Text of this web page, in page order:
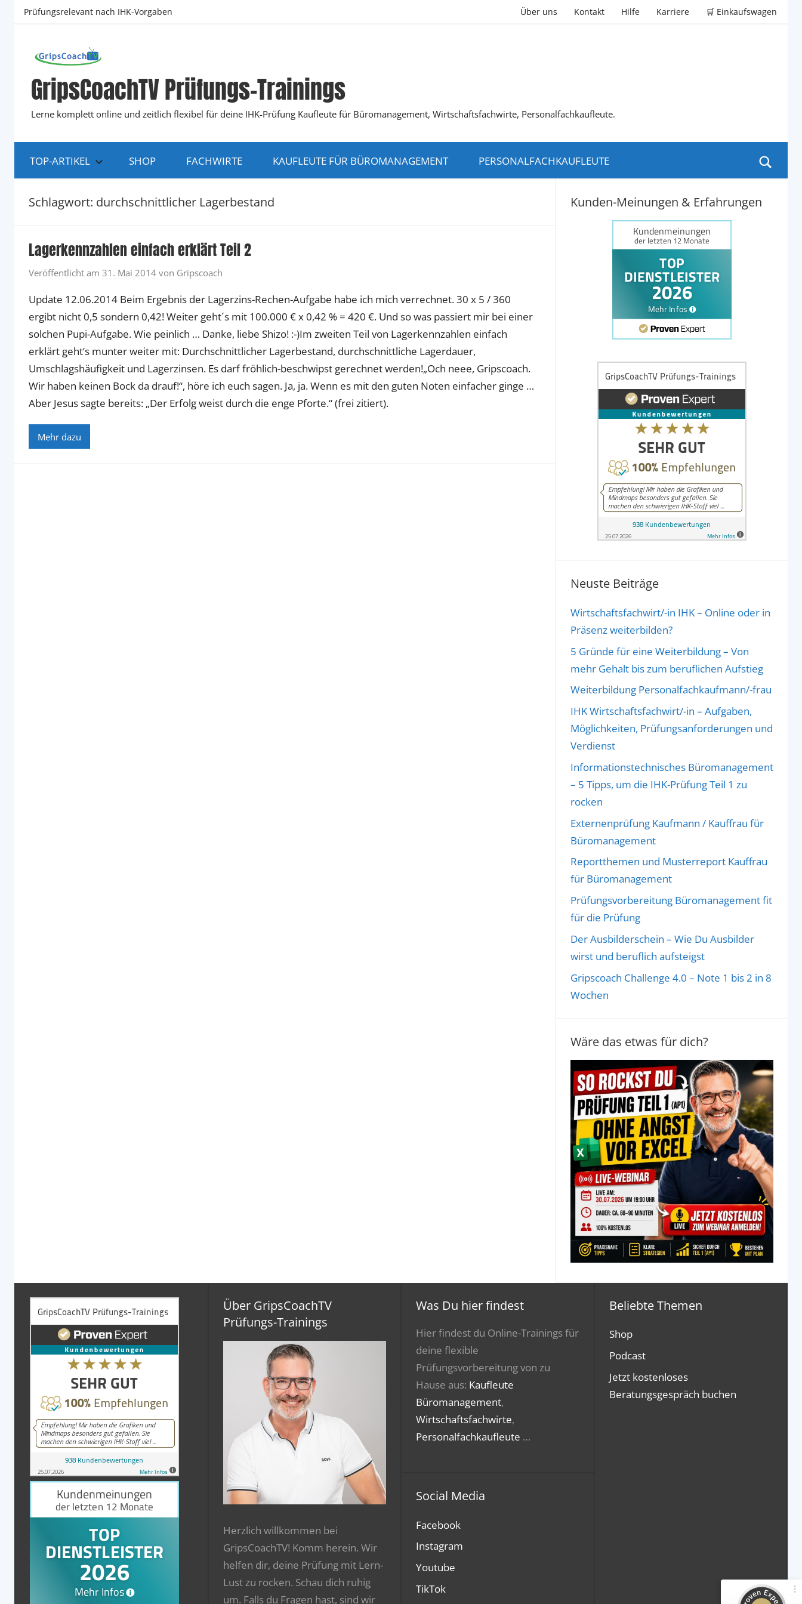
Zum
Prüfungsrelevant nach IHK-Vorgaben Über uns Kontakt Hilfe Karriere 🛒 Einkaufswagen
GripsCoachTV Prüfungs-Trainings
Lerne komplett online und zeitlich flexibel für deine IHK-Prüfung Kaufleute für Büromanagement, Wirtschaftsfachwirte, Personalfachkaufleute.
TOP-ARTIKEL SHOP FACHWIRTE KAUFLEUTE FÜR BÜROMANAGEMENT PERSONALFACHKAUFLEUTE
Schlagwort: durchschnittlicher Lagerbestand
Lagerkennzahlen einfach erklärt Teil 2
Veröffentlicht am 31. Mai 2014 von Gripscoach
Update 12.06.2014 Beim Ergebnis der Lagerzins-Rechen-Aufgabe habe ich mich verrechnet. 30 x 5 / 360
ergibt nicht 0,5 sondern 0,42! Weiter geht´s mit 100.000 € x 0,42 % = 420 €. Und so was passiert mir bei einer
solchen Pupi-Aufgabe. Wie peinlich … Danke, liebe Shizo! :-)Im zweiten Teil von Lagerkennzahlen einfach
erklärt geht’s munter weiter mit: Durchschnittlicher Lagerbestand, durchschnittliche Lagerdauer,
Umschlagshäufigkeit und Lagerzinsen. Es darf fröhlich-beschwipst gerechnet werden!„Och neee, Gripscoach.
Wir haben keinen Bock da drauf!“, höre ich euch sagen. Ja, ja. Wenn es mit den guten Noten einfacher ginge …
Aber Jesus sagte bereits: „Der Erfolg weist durch die enge Pforte.“ (frei zitiert).
Mehr dazu
Kunden-Meinungen & Erfahrungen
Neuste Beiträge
Wirtschaftsfachwirt/-in IHK – Online oder in
Präsenz weiterbilden?
5 Gründe für eine Weiterbildung – Von
mehr Gehalt bis zum beruflichen Aufstieg
Weiterbildung Personalfachkaufmann/-frau
IHK Wirtschaftsfachwirt/-in – Aufgaben,
Möglichkeiten, Prüfungsanforderungen und
Verdienst
Informationstechnisches Büromanagement
– 5 Tipps, um die IHK-Prüfung Teil 1 zu
rocken
Externenprüfung Kaufmann / Kauffrau für
Büromanagement
Reportthemen und Musterreport Kauffrau
für Büromanagement
Prüfungsvorbereitung Büromanagement fit
für die Prüfung
Der Ausbilderschein – Wie Du Ausbilder
wirst und beruflich aufsteigst
Gripscoach Challenge 4.0 – Note 1 bis 2 in 8
Wochen
Wäre das etwas für dich?
Über GripsCoachTV
Prüfungs-Trainings
Herzlich willkommen bei
GripsCoachTV! Komm herein. Wir
helfen dir, deine Prüfung mit Lern-
Lust zu rocken. Schau dich ruhig
um. Falls du Fragen hast, sind wir
Was Du hier findest
Hier findest du Online-Trainings für
deine flexible
Prüfungsvorbereitung von zu
Hause aus: Kaufleute
Büromanagement,
Wirtschaftsfachwirte,
Personalfachkaufleute …
Social Media
Facebook
Instagram
Youtube
TikTok
Beliebte Themen
Shop
Podcast
Jetzt kostenloses
Beratungsgespräch buchen
377
Bewertungen auf
ProvenExpert.com